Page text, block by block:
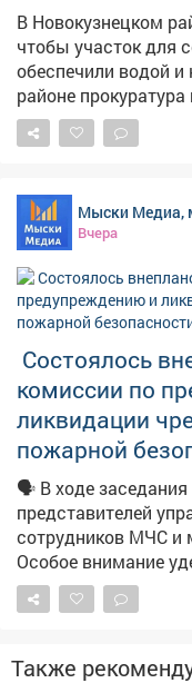
В Новокузнецком
чтобы участок для
обеспечили водой и
районе
воспитывающей
возможностями
земельный участок
пользоваться им
отсутствовали
которых
Женщина
проверки
нарушения. В
необходимые
семья сможет
условиях.
Мыски Медиа,
Вчера
Состоялось
комиссии по
ликвидации
пожарной
🗣️ В ходе
представителей
сотрудников МЧС и
Особое внимание
Также